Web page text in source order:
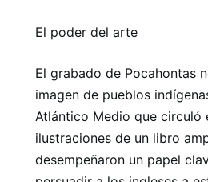
El poder del arte
El grabado de Pocahontas
imagen de pueblos
Atlántico Medio que circuló
ilustraciones de un libro
desempeñaron un papel